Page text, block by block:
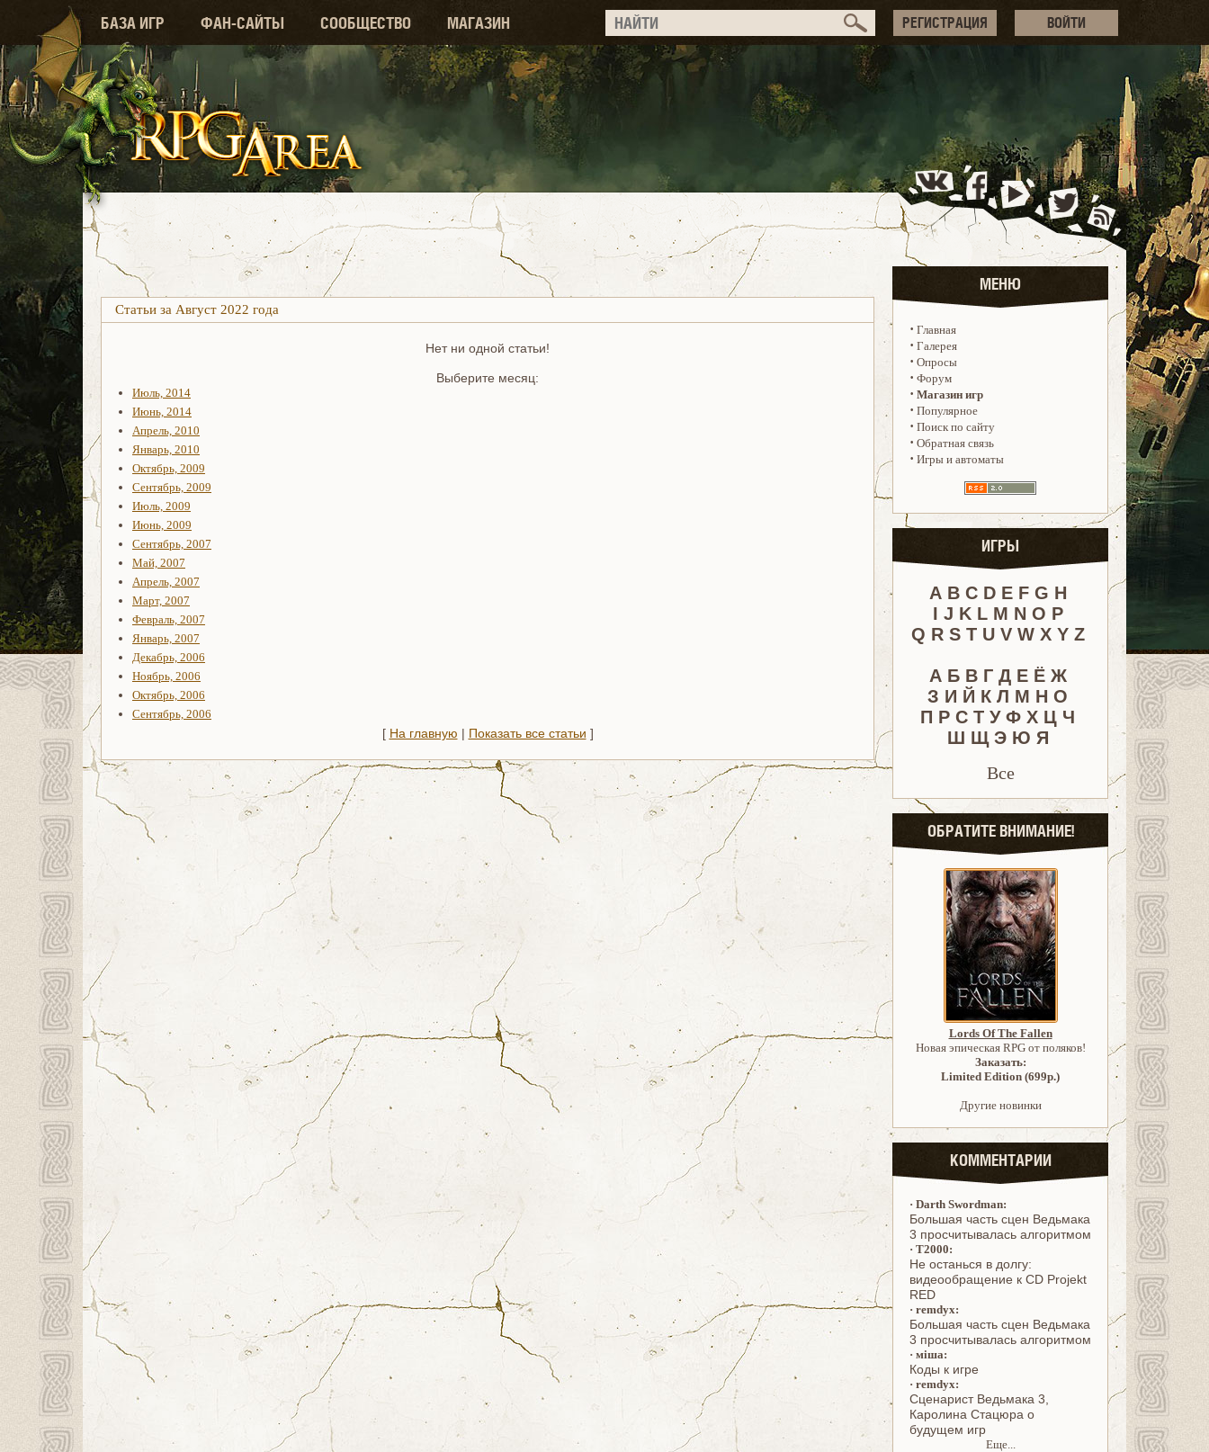
БАЗА ИГР ФАН-САЙТЫ СООБЩЕСТВО МАГАЗИН РЕГИСТРАЦИЯ ВОЙТИ
Статьи за Август 2022 года
Нет ни одной статьи!
Выберите месяц:
Июль, 2014
Июнь, 2014
Апрель, 2010
Январь, 2010
Октябрь, 2009
Сентябрь, 2009
Июль, 2009
Июнь, 2009
Сентябрь, 2007
Май, 2007
Апрель, 2007
Март, 2007
Февраль, 2007
Январь, 2007
Декабрь, 2006
Ноябрь, 2006
Октябрь, 2006
Сентябрь, 2006
[ На главную | Показать все статьи ]
МЕНЮ
· Главная
· Галерея
· Опросы
· Форум
· Магазин игр
· Популярное
· Поиск по сайту
· Обратная связь
· Игры и автоматы
ИГРЫ
A B C D E F G H
I J K L M N O P
Q R S T U V W X Y Z
А Б В Г Д Е Ё Ж
З И Й К Л М Н О
П Р С Т У Ф Х Ц Ч
Ш Щ Э Ю Я
Все
ОБРАТИТЕ ВНИМАНИЕ!
Lords Of The Fallen
Новая эпическая RPG от поляков!
Заказать:
Limited Edition (699р.)
Другие новинки
КОММЕНТАРИИ
· Darth Swordman:
Большая часть сцен Ведьмака
3 просчитывалась алгоритмом
· T2000:
Не останься в долгу:
видеообращение к CD Projekt
RED
· remdyx:
Большая часть сцен Ведьмака
3 просчитывалась алгоритмом
· міша:
Коды к игре
· remdyx:
Cценарист Ведьмака 3,
Каролина Стацюра о
будущем игр
Еще...